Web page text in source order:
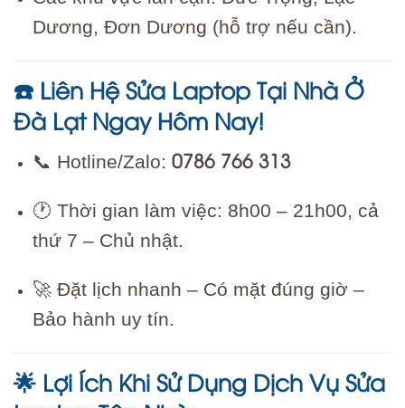
Dương, Đơn Dương (hỗ trợ nếu cần).
☎️ Liên Hệ Sửa Laptop Tại Nhà Ở
Đà Lạt Ngay Hôm Nay!
📞 Hotline/Zalo: 0786 766 313
🕐 Thời gian làm việc: 8h00 – 21h00, cả
thứ 7 – Chủ nhật.
🚀 Đặt lịch nhanh – Có mặt đúng giờ –
Bảo hành uy tín.
🌟 Lợi Ích Khi Sử Dụng Dịch Vụ Sửa